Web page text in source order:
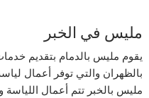
مليس في الخبر
يقوم مليس بالدمام بتقديم
بالظهران والتي توفر أعمال
مليس بالخبر تتم أعمال